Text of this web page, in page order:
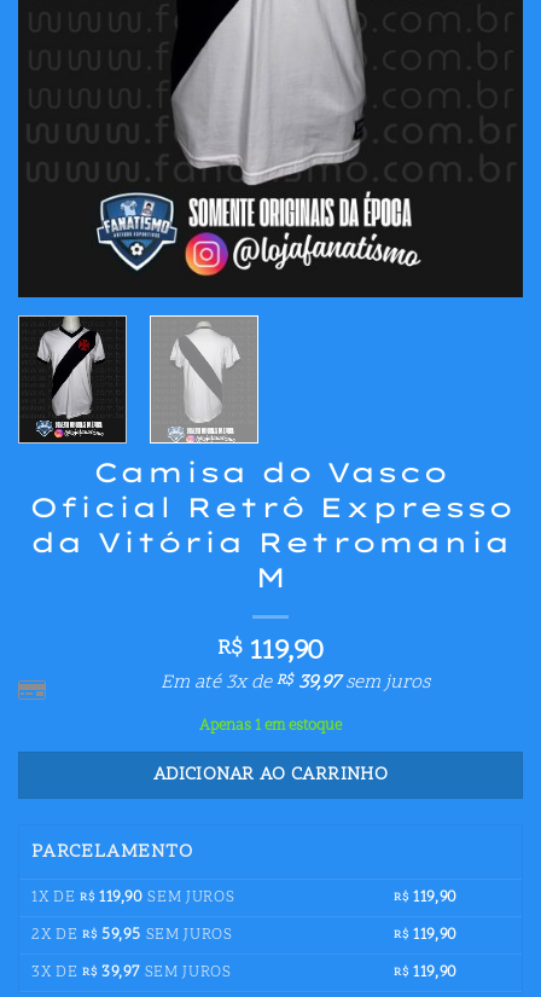
Camisa do Vasco
Oficial Retrô Expresso
da Vitória Retromania
M
R$ 119,90
Em até 3x deR$39,97sem juros
Apenas 1 em estoque
ADICIONAR AO CARRINHO
PARCELAMENTO
1X DE R$ 119,90 SEM JUROS R$ 119,90
2X DE R$ 59,95 SEM JUROS R$ 119,90
3X DE R$ 39,97 SEM JUROS R$ 119,90